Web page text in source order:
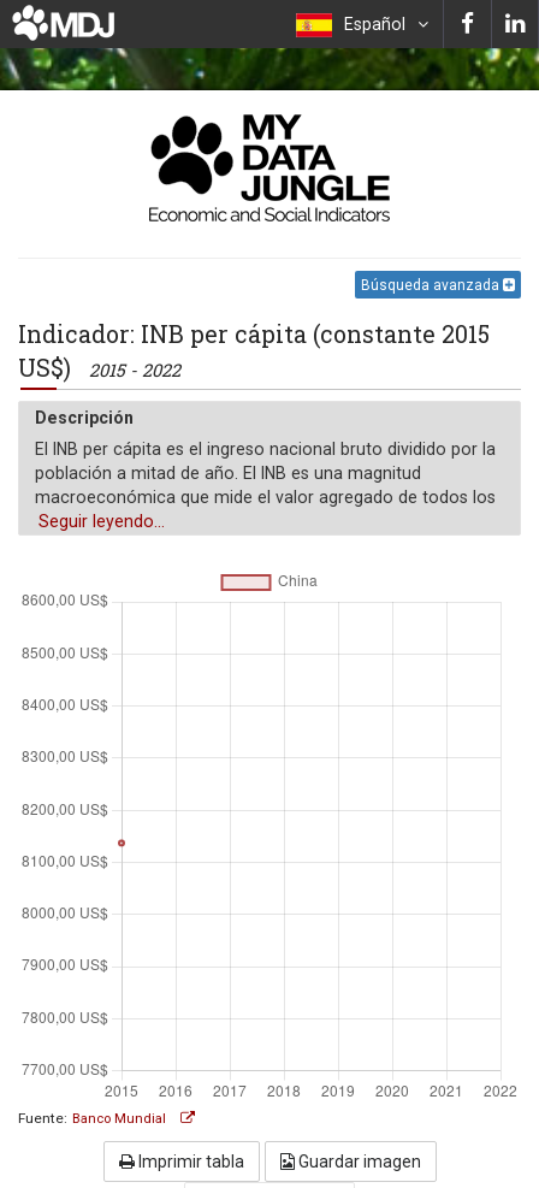
Español
Búsqueda avanzada
Indicador: INB per cápita (constante 2015
US$)
2015 - 2022
Descripción
El INB per cápita es el ingreso nacional bruto dividido por la
población a mitad de año. El INB es una magnitud
macroeconómica que mide el valor agregado de todos los
bienes y servicios finales producidos por factores poseídos
de tiempo específico. Se obtiene del PIB añadiendo el
ingreso percibido por residentes del país por inversiones en
constantes de 2015.
Unidad de medida
Seguir leyendo...
Fuente: Banco Mundial
Imprimir tabla Guardar imagen